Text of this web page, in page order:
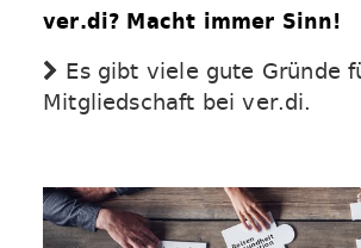
ver.di? Macht immer Sinn!
Es gibt viele gute Gründe
Mitgliedschaft bei ver.di.